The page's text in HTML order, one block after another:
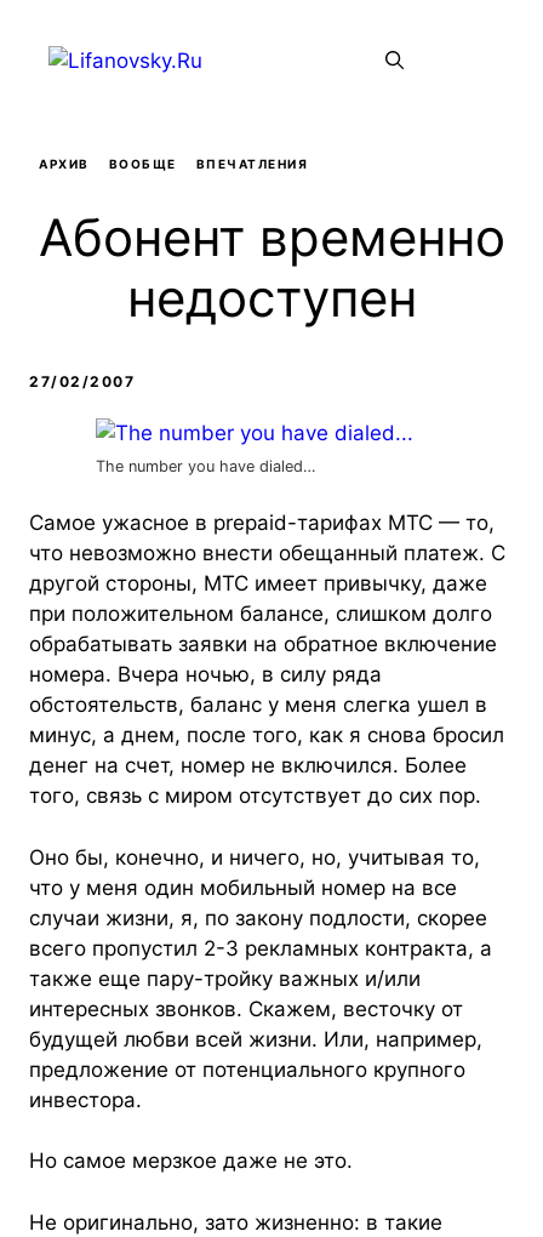
содержимому
АРХИВ ВООБЩЕ ВПЕЧАТЛЕНИЯ
Абонент временно
недоступен
27/02/2007
The number you have dialed…
Самое ужасное в prepaid-тарифах МТС — то,
что невозможно внести обещанный платеж. С
другой стороны, МТС имеет привычку, даже
при положительном балансе, слишком долго
обрабатывать заявки на обратное включение
номера. Вчера ночью, в силу ряда
обстоятельств, баланс у меня слегка ушел в
минус, а днем, после того, как я снова бросил
денег на счет, номер не включился. Более
того, связь с миром отсутствует до сих пор.
Оно бы, конечно, и ничего, но, учитывая то,
что у меня один мобильный номер на все
случаи жизни, я, по закону подлости, скорее
всего пропустил 2-3 рекламных контракта, а
также еще пару-тройку важных и/или
интересных звонков. Скажем, весточку от
будущей любви всей жизни. Или, например,
предложение от потенциального крупного
инвестора.
Но самое мерзкое даже не это.
Не оригинально, зато жизненно: в такие